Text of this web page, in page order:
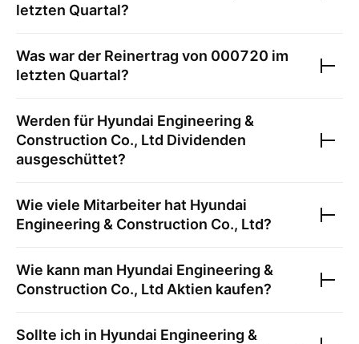
letzten Quartal?
Was war der Reinertrag von 000720 im
letzten Quartal?
Werden für Hyundai Engineering &
Construction Co., Ltd Dividenden
ausgeschüttet?
Wie viele Mitarbeiter hat Hyundai
Engineering & Construction Co., Ltd?
Wie kann man Hyundai Engineering &
Construction Co., Ltd Aktien kaufen?
Sollte ich in Hyundai Engineering &